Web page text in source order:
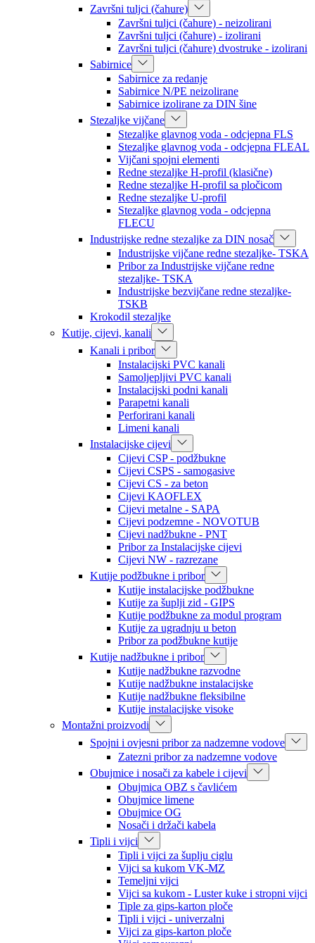
Završni tuljci (čahure)
Završni tuljci (čahure) - neizolirani
Završni tuljci (čahure) - izolirani
Završni tuljci (čahure) dvostruke - izolirani
Sabirnice
Sabirnice za redanje
Sabirnice N/PE neizolirane
Sabirnice izolirane za DIN šine
Stezaljke vijčane
Stezaljke glavnog voda - odcjepna FLS
Stezaljke glavnog voda - odcjepna FLEAL
Vijčani spojni elementi
Redne stezaljke H-profil (klasične)
Redne stezaljke H-profil sa pločicom
Redne stezaljke U-profil
Stezaljke glavnog voda - odcjepna
FLECU
Industrijske redne stezaljke za DIN nosač
Industrijske vijčane redne stezaljke- TSKA
Pribor za Industrijske vijčane redne
stezaljke- TSKA
Industrijske bezvijčane redne stezaljke-
TSKB
Krokodil stezaljke
Kutije, cijevi, kanali
Kanali i pribor
Instalacijski PVC kanali
Samoljepljivi PVC kanali
Instalacijski podni kanali
Parapetni kanali
Perforirani kanali
Limeni kanali
Instalacijske cijevi
Cijevi CSP - podžbukne
Cijevi CSPS - samogasive
Cijevi CS - za beton
Cijevi KAOFLEX
Cijevi metalne - SAPA
Cijevi podzemne - NOVOTUB
Cijevi nadžbukne - PNT
Pribor za Instalacijske cijevi
Cijevi NW - razrezane
Kutije podžbukne i pribor
Kutije instalacijske podžbukne
Kutije za šuplji zid - GIPS
Kutije podžbukne za modul program
Kutije za ugradnju u beton
Pribor za podžbukne kutije
Kutije nadžbukne i pribor
Kutije nadžbukne razvodne
Kutije nadžbukne instalacijske
Kutije nadžbukne fleksibilne
Kutije instalacijske visoke
Montažni proizvodi
Spojni i ovjesni pribor za nadzemne vodove
Zatezni pribor za nadzemne vodove
Obujmice i nosači za kabele i cijevi
Obujmica OBZ s čavlićem
Obujmice limene
Obujmice OG
Nosači i držači kabela
Tipli i vijci
Tipli i vijci za šuplju ciglu
Vijci sa kukom VK-MZ
Temeljni vijci
Vijci sa kukom - Luster kuke i stropni vijci
Tiple za gips-karton ploče
Tipli i vijci - univerzalni
Vijci za gips-karton ploče